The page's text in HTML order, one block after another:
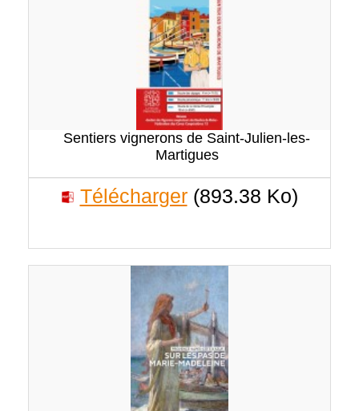
Sentiers vignerons de Saint-Julien-les-
Martigues
Télécharger (893.38 Ko)